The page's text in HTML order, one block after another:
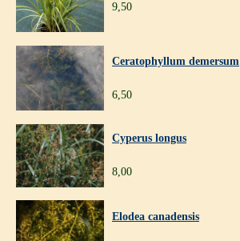
9,50
Ceratophyllum demersum
6,50
Cyperus longus
8,00
Elodea canadensis